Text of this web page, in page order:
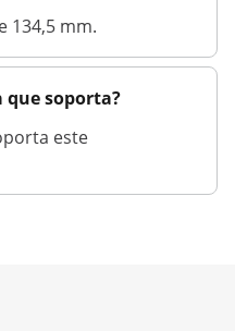
134,5 mm.
que soporta?
este